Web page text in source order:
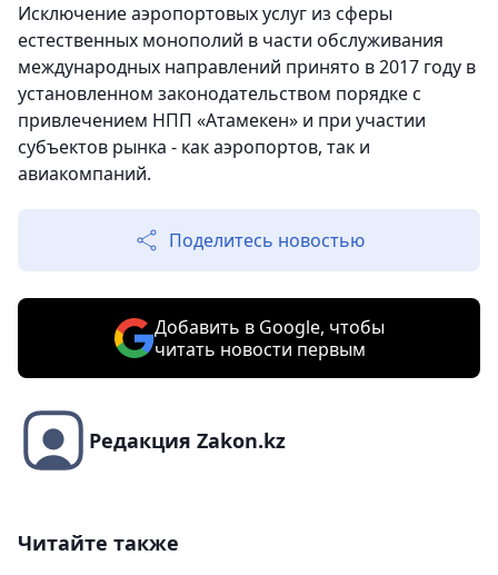
Исключение аэропортовых услуг из сферы
естественных монополий в части обслуживания
международных направлений принято в 2017 году в
установленном законодательством порядке с
привлечением НПП «Атамекен» и при участии
субъектов рынка - как аэропортов, так и
авиакомпаний.
Поделитесь новостью
Добавить в Google, чтобы
читать новости первым
Редакция Zakon.kz
Читайте также